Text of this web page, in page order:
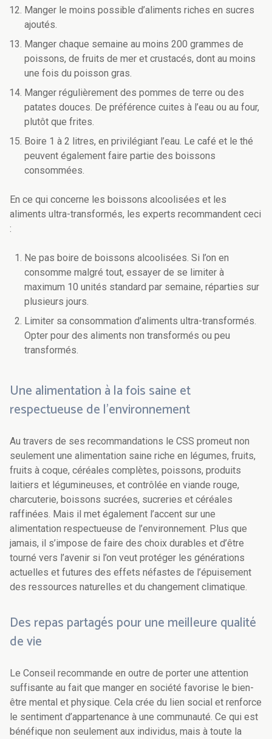
Manger le moins possible d’aliments riches en sucres
ajoutés.
Manger chaque semaine au moins 200 grammes de
poissons, de fruits de mer et crustacés, dont au moins
une fois du poisson gras.
Manger régulièrement des pommes de terre ou des
patates douces. De préférence cuites à l’eau ou au four,
plutôt que frites.
Boire 1 à 2 litres, en privilégiant l’eau. Le café et le thé
peuvent également faire partie des boissons
consommées.
En ce qui concerne les boissons alcoolisées et les
aliments ultra-transformés, les experts recommandent ceci
:
Ne pas boire de boissons alcoolisées. Si l’on en
consomme malgré tout, essayer de se limiter à
maximum 10 unités standard par semaine, réparties sur
plusieurs jours.
Limiter sa consommation d’aliments ultra-transformés.
Opter pour des aliments non transformés ou peu
transformés.
Une alimentation à la fois saine et
respectueuse de l’environnement
Au travers de ses recommandations le CSS promeut non
seulement une alimentation saine riche en légumes, fruits,
fruits à coque, céréales complètes, poissons, produits
laitiers et légumineuses, et contrôlée en viande rouge,
charcuterie, boissons sucrées, sucreries et céréales
raffinées. Mais il met également l’accent sur une
alimentation respectueuse de l’environnement. Plus que
jamais, il s’impose de faire des choix durables et d’être
tourné vers l’avenir si l’on veut protéger les générations
actuelles et futures des effets néfastes de l’épuisement
des ressources naturelles et du changement climatique.
Des repas partagés pour une meilleure qualité
de vie
Le Conseil recommande en outre de porter une attention
suffisante au fait que manger en société favorise le bien-
être mental et physique. Cela crée du lien social et renforce
le sentiment d’appartenance à une communauté. Ce qui est
bénéfique non seulement aux individus, mais à toute la